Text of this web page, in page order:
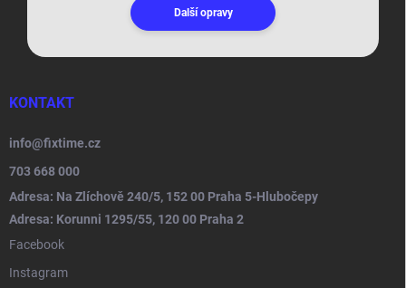
Další opravy
KONTAKT
info@fixtime.cz
703 668 000
Adresa: Na Zlíchově 240/5, 152 00 Praha 5-Hlubočepy
Adresa: Korunni 1295/55, 120 00 Praha 2
Facebook
Instagram